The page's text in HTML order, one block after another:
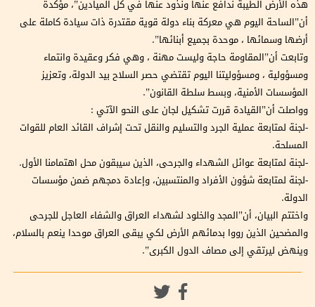
هذه الأرض الطيبة ندافع عنها ونذود عنها في كل الميادين”، مؤكدة
أن”الساحة اليوم هي معركة بناء دولة قوية مقتدرة ذات سيادة كاملة على
أرضها وسمائها ، موحدة بجميع أبنائها”.
وتابعت أن”المقاومة حاجة وليست مهنة ، وهي فكر وعقيدة وانتماء
ومسؤولية ، ومسؤوليتنا اليوم تقتضي حصر السلاح بيد الدولة، وتعزيز
المؤسسات الأمنية، وبسط سلطة القانون”.
وواصلت أن”القيادة قررت تشكيل لجان على النحو الآتي :
-لجنة لمتابعة عملية الجرد والتسليم والنقل تحت إشراف القائد العام للقوات
المسلحة.
-لجنة لمتابعة عوائل الشهداء والجرحى، الذين سيبقون محل اهتمامنا الأول.
-لجنة لمتابعة شؤون الأفراد والمنتسبين، وإعادة دمجهم ضمن مؤسسات
الدولة.
واختتم البيان، أن”المجد والخلود لشهداء العراق والشفاء العاجل للجرحى
والمضحين الذين رووا بدمائهم الأرض لكي يبقى العراق موحدا ينعم بالسلام،
وينهض ليرتقي إلى مصاف الدول الكبرى”.